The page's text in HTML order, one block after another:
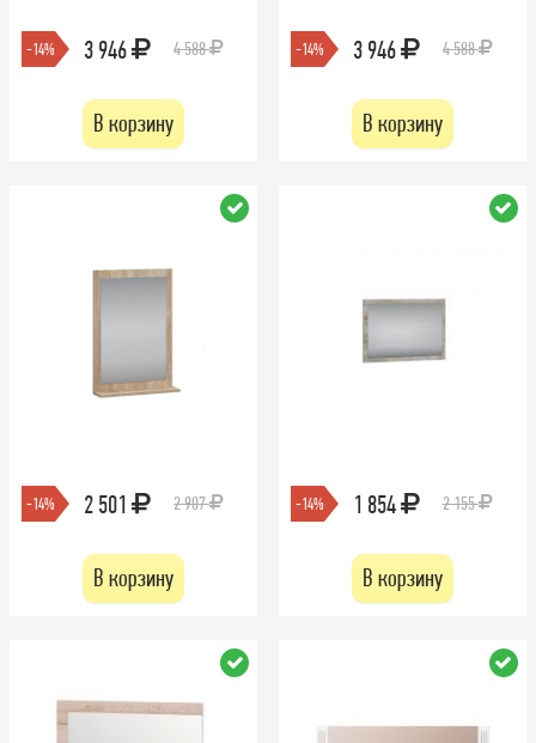
-14% 3 946 4 588
В корзину
-14% 3 946 4 588
В корзину
-14% 2 501 2 907
В корзину
-14% 1 854 2 155
В корзину